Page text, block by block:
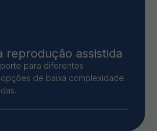
reprodução assistida
para diferentes
de baixa complexidade